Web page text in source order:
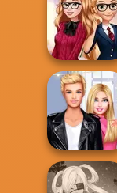
BFFs Night Out
Back To School
Fashionistas